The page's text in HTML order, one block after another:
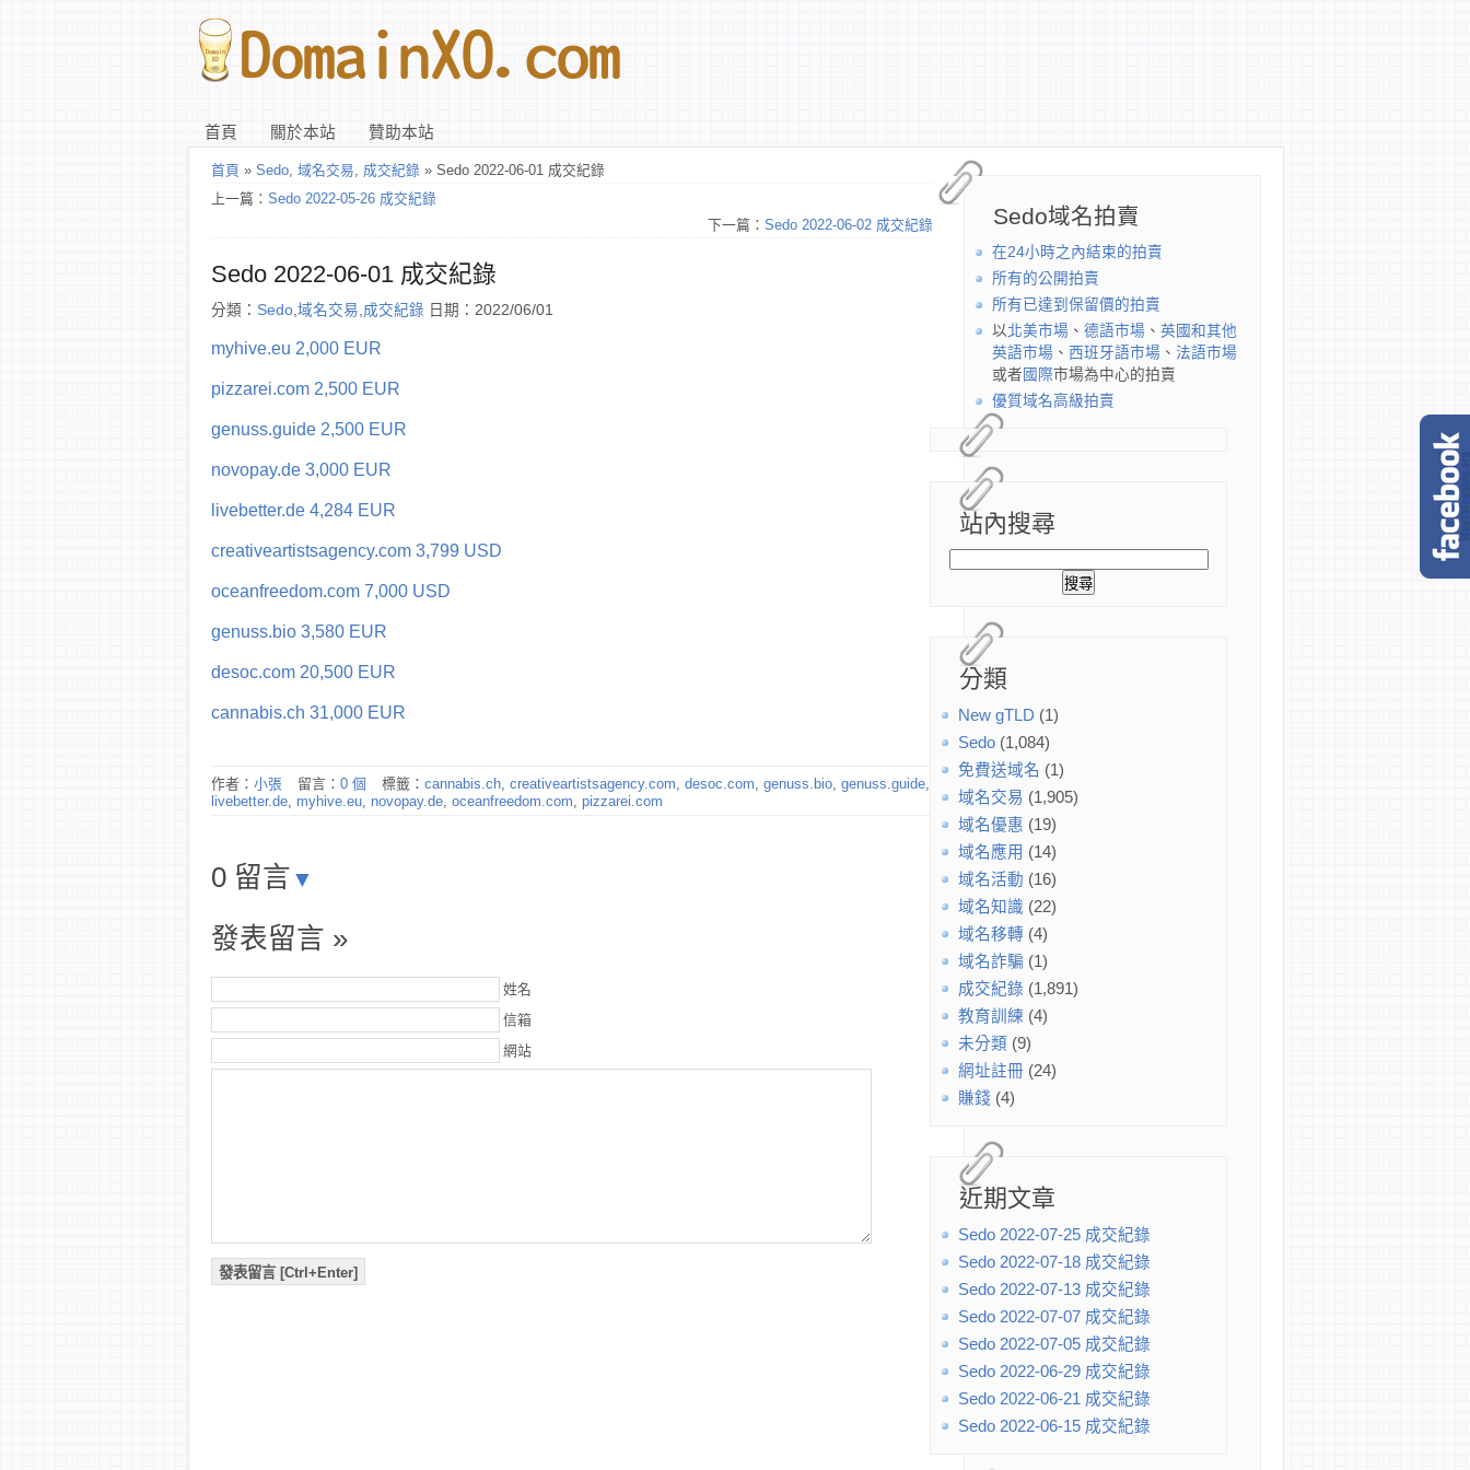
首頁 關於本站 贊助本站
Sedo域名拍賣
在24小時之內結束的拍賣
所有的公開拍賣
所有已達到保留價的拍賣
以北美市場 、 德語市場 、 英國和其他
英語市場 、 西班牙語市場 、 法語市場
或者 國際市場為中心的拍賣
優質域名高級拍賣
站內搜尋
分類
New gTLD (1)
Sedo (1,084)
免費送域名 (1)
域名交易 (1,905)
域名優惠 (19)
域名應用 (14)
域名活動 (16)
域名知識 (22)
域名移轉 (4)
域名詐騙 (1)
成交紀錄 (1,891)
教育訓練 (4)
未分類 (9)
網址註冊 (24)
賺錢 (4)
近期文章
Sedo 2022-07-25 成交紀錄
Sedo 2022-07-18 成交紀錄
Sedo 2022-07-13 成交紀錄
Sedo 2022-07-07 成交紀錄
Sedo 2022-07-05 成交紀錄
Sedo 2022-06-29 成交紀錄
Sedo 2022-06-21 成交紀錄
Sedo 2022-06-15 成交紀錄
首頁 » Sedo, 域名交易, 成交紀錄 » Sedo 2022-06-01 成交紀錄
上一篇： Sedo 2022-05-26 成交紀錄
下一篇： Sedo 2022-06-02 成交紀錄
Sedo 2022-06-01 成交紀錄
分類： Sedo,域名交易,成交紀錄 日期：2022/06/01
myhive.eu 2,000 EUR
pizzarei.com 2,500 EUR
genuss.guide 2,500 EUR
novopay.de 3,000 EUR
livebetter.de 4,284 EUR
creativeartistsagency.com 3,799 USD
oceanfreedom.com 7,000 USD
genuss.bio 3,580 EUR
desoc.com 20,500 EUR
cannabis.ch 31,000 EUR
作者： 小張 留言： 0 個 標籤： cannabis.ch, creativeartistsagency.com, desoc.com, genuss.bio, genuss.guide,
livebetter.de, myhive.eu, novopay.de, oceanfreedom.com, pizzarei.com
0 留言 ▼
發表留言 »
姓名
信箱
網站